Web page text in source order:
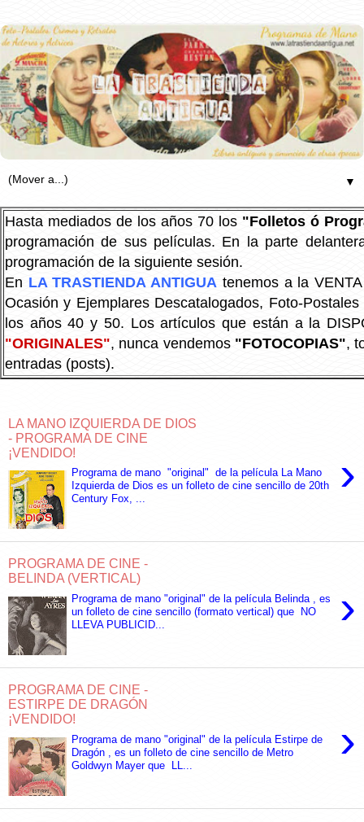
▼
Hasta mediados de los años 70 los "Folletos ó
programación de sus películas. En la parte
programación de la siguiente sesión.
En LA TRASTIENDA ANTIGUA tenemos a la
Ocasión y Ejemplares Descatalogados, Foto-
los años 40 y 50. Los artículos que están a la
"ORIGINALES", nunca vendemos "FOTOCOPIAS",
entradas (posts).
LA MANO IZQUIERDA DE DIOS
- PROGRAMA DE CINE
¡VENDIDO!
›
Programa de mano "original" de la película La Mano
Izquierda de Dios es un folleto de cine sencillo de 20th
Century Fox, ...
PROGRAMA DE CINE -
BELINDA (VERTICAL)
›
Programa de mano "original" de la película Belinda , es
un folleto de cine sencillo (formato vertical) que NO
LLEVA PUBLICID...
PROGRAMA DE CINE -
ESTIRPE DE DRAGÓN
¡VENDIDO!
›
Programa de mano "original" de la película Estirpe de
Dragón , es un folleto de cine sencillo de Metro
Goldwyn Mayer que LL...